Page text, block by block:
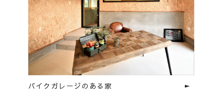
バイクガレージのある家